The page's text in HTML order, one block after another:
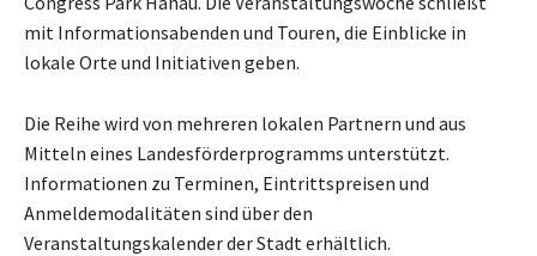
mit Informationsabenden und Touren, die Einblicke in
lokale Orte und Initiativen geben.
Die Reihe wird von mehreren lokalen Partnern und aus
Mitteln eines Landesförderprogramms unterstützt.
Informationen zu Terminen, Eintrittspreisen und
Anmeldemodalitäten sind über den
Veranstaltungskalender der Stadt erhältlich.